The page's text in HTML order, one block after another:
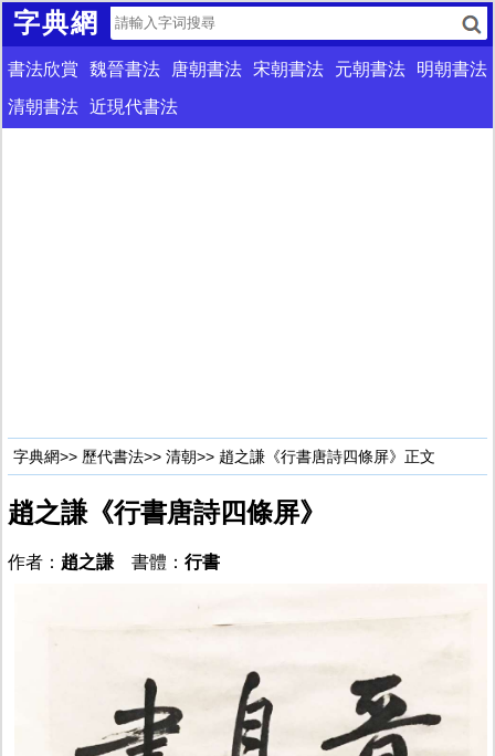
字典網
書法欣賞 魏晉書法 唐朝書法 宋朝書法 元朝書法
明朝書法
清朝書法 近現代書法
字典網>> 歷代書法>> 清朝>> 趙之謙《行書唐詩四條屏》正文
趙之謙《行書唐詩四條屏》
作者： 趙之謙書體： 行書